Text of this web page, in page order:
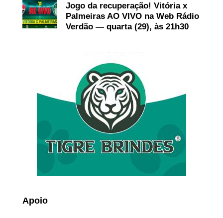
Jogo da recuperação! Vitória x
Palmeiras AO VIVO na Web Rádio
Verdão — quarta (29), às 21h30
Apoio